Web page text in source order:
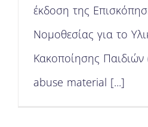
έκδοση της
Νομοθεσίας για το
Κακοποίησης Παιδιών
abuse material [...]